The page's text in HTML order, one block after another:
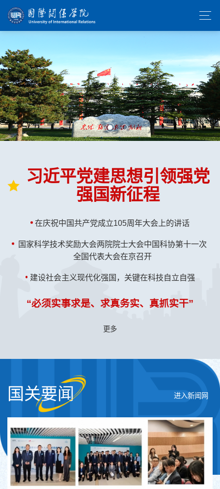
习近平党建思想引领强党
强国新征程
在庆祝中国共产党成立105周年大会上的讲话
国家科学技术奖励大会两院院士大会中国科协第十一次
全国代表大会在京召开
建设社会主义现代化强国，关键在科技自立自强
“必须实事求是、求真务实、真抓实干”
更多
国关要闻 进入新闻网